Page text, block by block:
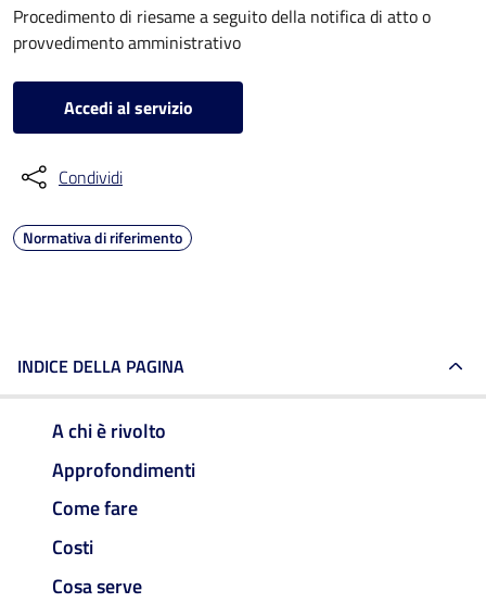
Procedimento di riesame a seguito della notifica di atto o
provvedimento amministrativo
Accedi al servizio
Condividi
Normativa di riferimento
INDICE DELLA PAGINA
A chi è rivolto
Approfondimenti
Come fare
Costi
Cosa serve